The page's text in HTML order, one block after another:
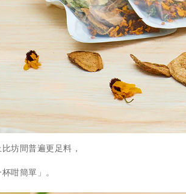
坊間普遍更足料，
咁簡單」。